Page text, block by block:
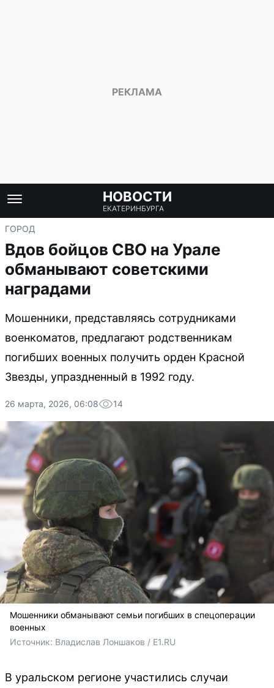
НОВОСТИ
ЕКАТЕРИНБУРГА
ГОРОД
Вдов бойцов СВО на Урале
обманывают советскими
наградами
Мошенники, представляясь сотрудниками
военкоматов, предлагают родственникам
погибших военных получить орден Красной
Звезды, упраздненный в 1992 году.
26 марта, 2026, 06:08 14
Мошенники обманывают семьи погибших в спецоперации
военных
Источник: Владислав Лоншаков / E1.RU
В уральском регионе участились случаи